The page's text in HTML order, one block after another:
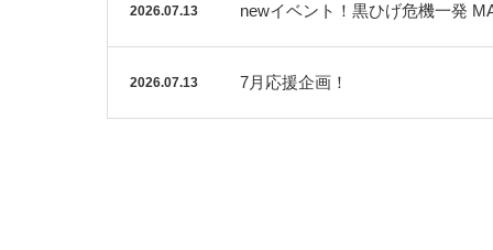
2026.07.13 newイベント！黒ひげ危機一発
2026.07.13 7月応援企画！